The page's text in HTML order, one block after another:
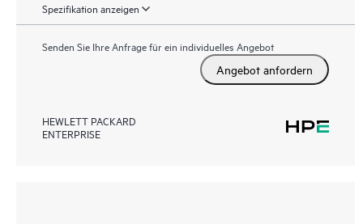
Spezifikation anzeigen
Senden Sie Ihre Anfrage für ein individuelles Angebot
Angebot anfordern
HEWLETT PACKARD
ENTERPRISE